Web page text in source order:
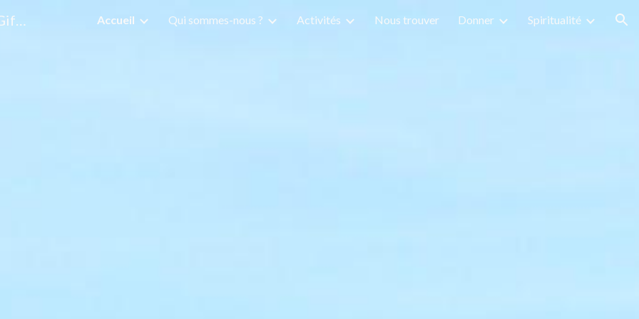
to main content Skip to navigation
Église Protestante Unie Genevois-Giffre Accueil Qui sommes-nous ? Activités Nous trouver Donner Spiritualité